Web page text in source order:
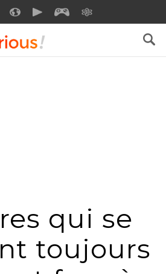
SOOFRESHSOOCURIOUSSOOMOTIONSOOGEEK
qui se
toujours